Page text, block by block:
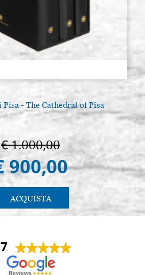
- The Cathedral of Pisa
€ 1.000,00
900,00
ACQUISTA